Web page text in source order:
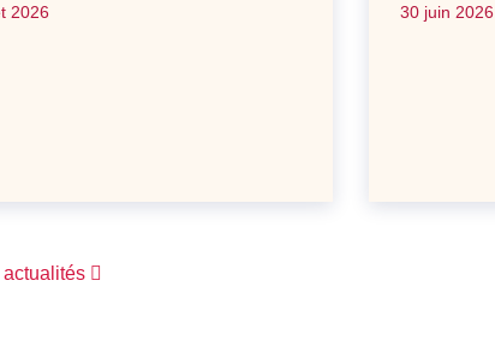
2026 30 juin 2026
actualités